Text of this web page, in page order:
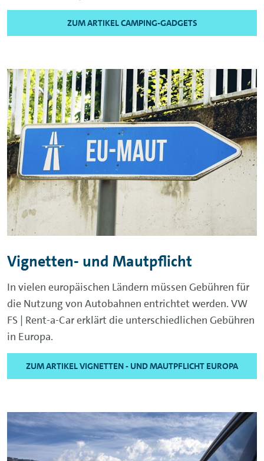
ZUM ARTIKEL CAMPING-GADGETS
Vignetten- und Mautpflicht
In vielen europäischen Ländern müssen Gebühren für
die Nutzung von Autobahnen entrichtet werden. VW
FS | Rent-a-Car erklärt die unterschiedlichen Gebühren
in Europa.
ZUM ARTIKEL VIGNETTEN - UND MAUTPFLICHT EUROPA